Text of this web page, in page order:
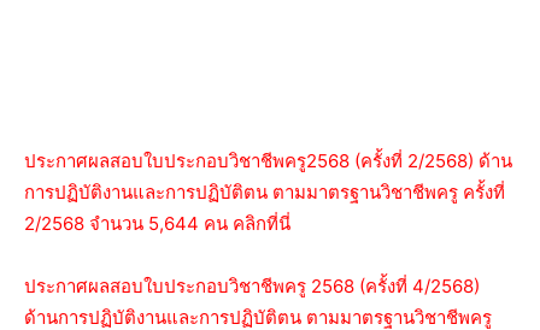
ประกาศผลสอบใบประกอบวิชาชีพครู2568 (ครั้งที่ 2/2568) ด้าน
การปฏิบัติงานและการปฏิบัติตน ตามมาตรฐานวิชาชีพครู ครั้งที่
2/2568 จำนวน 5,644 คน คลิกที่นี่
ประกาศผลสอบใบประกอบวิชาชีพครู 2568 (ครั้งที่ 4/2568)
ด้านการปฏิบัติงานและการปฏิบัติตน ตามมาตรฐานวิชาชีพครู